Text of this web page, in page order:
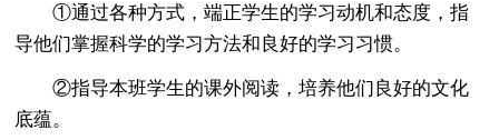
①通过各种方式，端正学生的学习动机和态度，指
导他们掌握科学的学习方法和良好的学习习惯。
②指导本班学生的课外阅读，培养他们良好的文化
底蕴。